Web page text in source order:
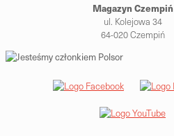
Magazyn Czempiń
ul. Kolejowa 34
64-020 Czempiń